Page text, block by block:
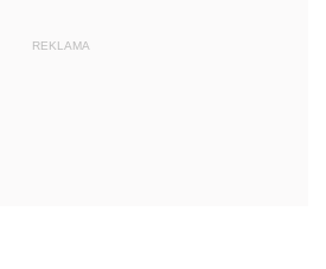
REKLAMA